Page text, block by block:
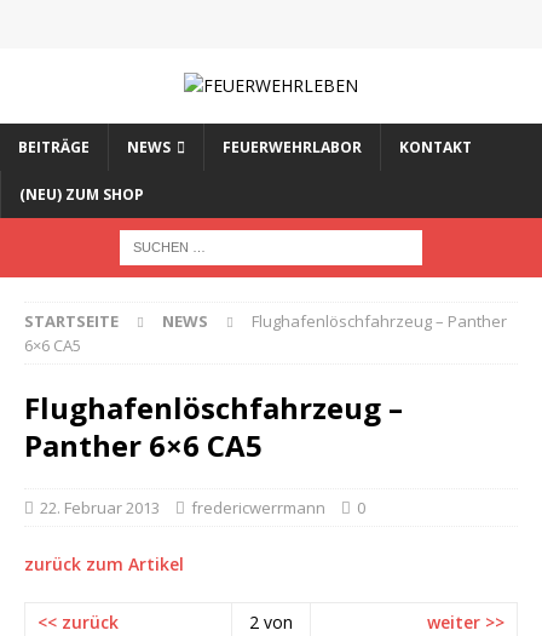
BEITRÄGE NEWS FEUERWEHRLABOR KONTAKT
(NEU) ZUM SHOP
STARTSEITE NEWS
Flughafenlöschfahrzeug – Panther
6×6 CA5
Flughafenlöschfahrzeug –
Panther 6×6 CA5
22. Februar 2013 fredericwerrmann 0
zurück zum Artikel
<< zurück
2 von
weiter >>